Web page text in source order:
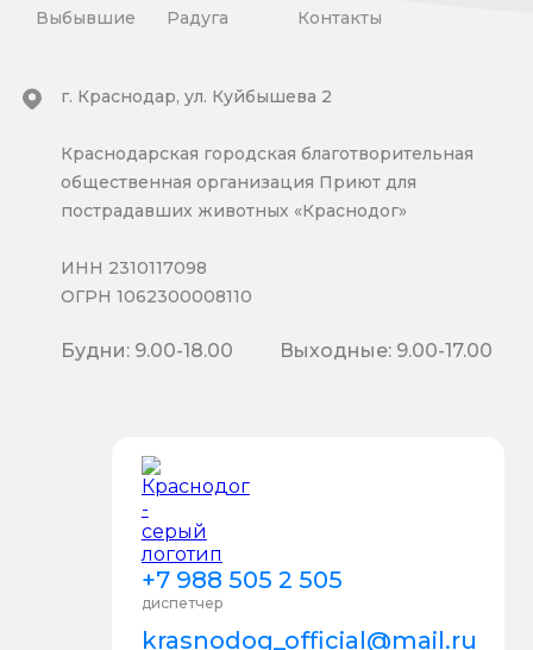
Выбывшие Радуга Контакты
+7 988 505 2 505
диспетчер
krasnodog_official@mail.ru
г. Краснодар, ул. Куйбышева 2
Краснодарская городская благотворительная
общественная организация Приют для
пострадавших животных «Краснодог»
ИНН 2310117098
ОГРН 1062300008110
Будни: 9.00-18.00 Выходные: 9.00-17.00